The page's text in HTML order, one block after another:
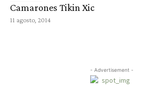
Camarones Tikin Xic
11 agosto, 2014
- Advertisement -